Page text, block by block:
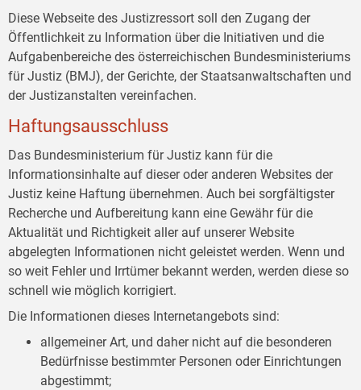
Diese Webseite des Justizressort soll den Zugang der
Öffentlichkeit zu Information über die Initiativen und die
Aufgabenbereiche des österreichischen Bundesministeriums
für Justiz (BMJ), der Gerichte, der Staatsanwaltschaften und
der Justizanstalten vereinfachen.
Haftungsausschluss
Das Bundesministerium für Justiz kann für die
Informationsinhalte auf dieser oder anderen Websites der
Justiz keine Haftung übernehmen. Auch bei sorgfältigster
Recherche und Aufbereitung kann eine Gewähr für die
Aktualität und Richtigkeit aller auf unserer Website
abgelegten Informationen nicht geleistet werden. Wenn und
so weit Fehler und Irrtümer bekannt werden, werden diese so
schnell wie möglich korrigiert.
Die Informationen dieses Internetangebots sind:
allgemeiner Art, und daher nicht auf die besonderen
Bedürfnisse bestimmter Personen oder Einrichtungen
abgestimmt;